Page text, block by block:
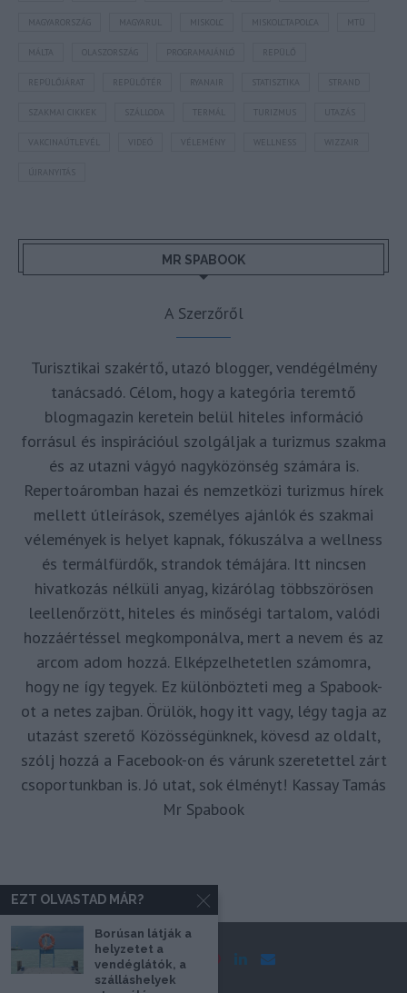
MAGYARORSZÁG MISKOLCTAPOLCA MTÜ
MÁLTA OLASZORSZÁG
REPÜLŐJÁRAT REPÜLŐTÉR STATISZTIKA STRAND
SZAKMAI CIKKEK SZÁLLODA TERMÁL TURIZMUS UTAZÁS
VAKCINAÚTLEVÉL WIZZAIR
ÚJRANYITÁS
MR SPABOOK
A Szerzőről
Turisztikai szakértő, utazó blogger, vendégélmény
tanácsadó. Célom, hogy a kategória teremtő
blogmagazin keretein belül hiteles információ
forrásul és inspirációul szolgáljak a turizmus szakma
és az utazni vágyó nagyközönség számára is.
Repertoáromban hazai és nemzetközi turizmus hírek
mellett útleírások, személyes ajánlók és szakmai
vélemények is helyet kapnak, fókuszálva a wellness
és termálfürdők, strandok témájára. Itt nincsen
hivatkozás nélküli anyag, kizárólag többszörösen
leellenőrzött, hiteles és minőségi tartalom, valódi
hozzáértéssel megkomponálva, mert a nevem és az
arcom adom hozzá. Elképzelhetetlen számomra,
hogy ne így tegyek. Ez különbözteti meg a Spabook-
ot a netes zajban. Örülök, hogy itt vagy, légy tagja az
utazást szerető Közösségünknek, kövesd az oldalt,
szólj hozzá a Facebook-on és várunk szeretettel zárt
csoportunkban is. Jó utat, sok élményt! Kassay Tamás
Mr Spabook
EZT OLVASTAD MÁR?
Borúsan látják a
helyzetet a
vendéglátók, a
szálláshelyek